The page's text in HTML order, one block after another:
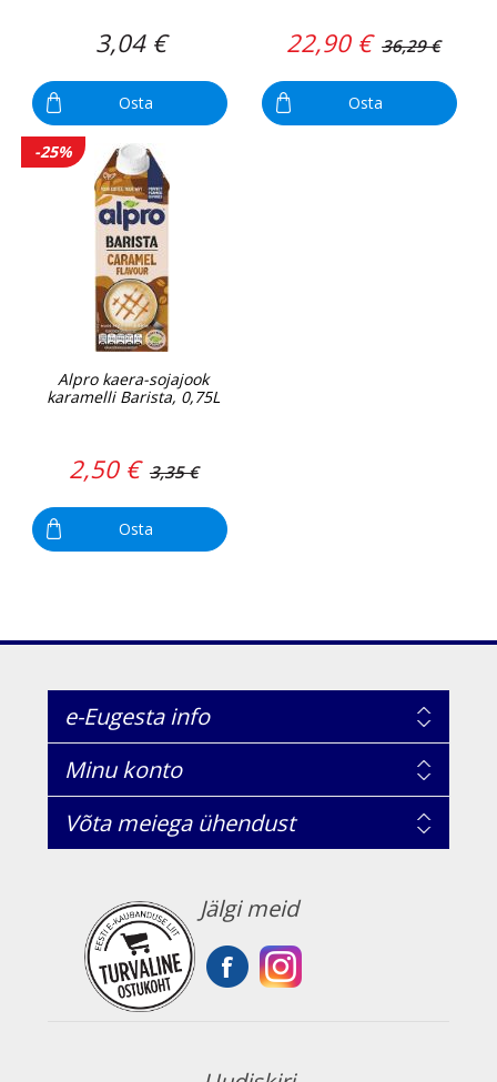
3,04 €
Osta
22,90 € 36,29 €
Osta
-25%
Alpro kaera-sojajook
karamelli Barista, 0,75L
2,50 € 3,35 €
Osta
e-Eugesta info
Minu konto
Võta meiega ühendust
Jälgi meid